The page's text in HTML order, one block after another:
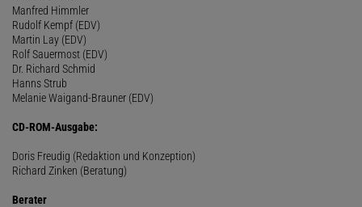
Manfred Himmler
Rudolf Kempf (EDV)
Martin Lay (EDV)
Rolf Sauermost (EDV)
Dr. Richard Schmid
Hanns Strub
Melanie Waigand-Brauner (EDV)
CD-ROM-Ausgabe:
Doris Freudig (Redaktion und Konzeption)
Richard Zinken (Beratung)
Berater